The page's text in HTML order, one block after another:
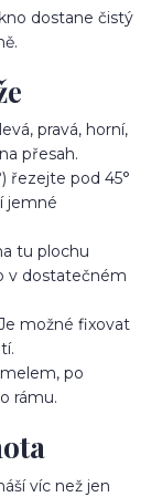
dostane čistý
pravá, horní,
přesah.
řezejte pod 45°
jemné
tu plochu
v dostatečném
možné fixovat
po
rámu.
víc než jen